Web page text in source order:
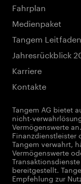
Fahrplan
Medienpaket
Tangem Leitfaden
Jahresrückblick
Karriere
Kontakte
Tangem AG bietet
nicht-
Vermögenswerte
Finanzdienstleister
Tangem verwahrt,
Vermögenswerte
bereitgestellt.
Empfehlung zur